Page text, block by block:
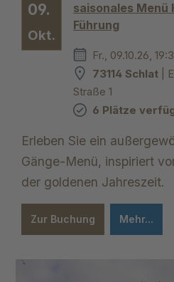
09.
Okt.
saisonales Menü
Führung
Fr., 09.10.26,
73114 Schlat |
Straße 1
6 Plätze
Erleben Sie ein
Gänge-Menü, inspiriert
der goldenen Jahreszeit.
Zur Buchung Mehr...